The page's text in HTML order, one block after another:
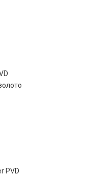
PVD